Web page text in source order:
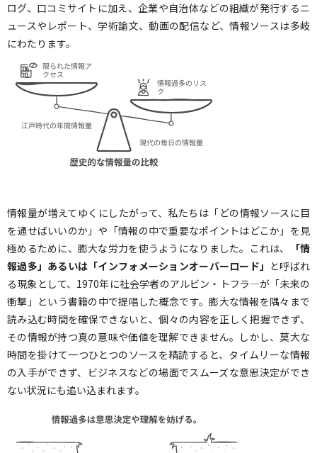
ログ、口コミサイトに加え、企業や自治体などの組織が発行するニ
ュースやレポート、学術論文、動画の配信など、情報ソースは多岐
にわたります。
情報量が増えてゆくにしたがって、私たちは「どの情報ソースに目
を通せばいいのか」や「情報の中で重要なポイントはどこか」を見
極めるために、膨大な労力を使うようになりました。これは、
「情
報過多」あるいは「インフォメーションオーバーロード」 と呼ばれ
る現象として、1970年に社会学者のアルビン・トフラ―が「未来の
衝撃」という書籍の中で提唱した概念です。膨大な情報を隅々まで
読み込む時間を確保できないと、個々の内容を正しく把握できず、
その情報が持つ真の意味や価値を理解できません。しかし、莫大な
時間を掛けて一つひとつのソースを精読すると、タイムリーな情報
の入手ができず、ビジネスなどの場面でスムーズな意思決定ができ
ない状況にも追い込まれます。